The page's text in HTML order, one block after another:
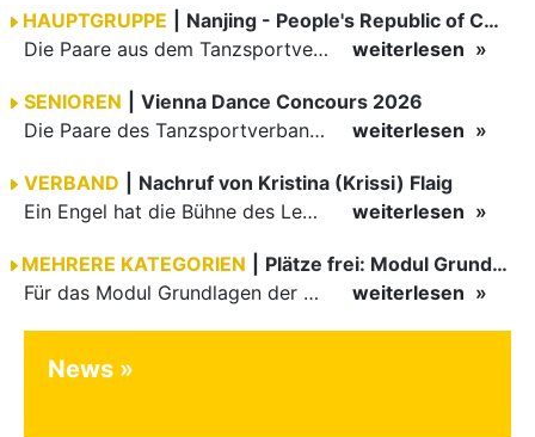
HAUPTGRUPPE
Nanjing - People's Republic of China
Die Paare aus dem Tanzsportverband Baden-Württemberg (TBW) haben beim hochklassig besetzten WDSF GrandSlam im chinesischen Nanjing wieder einmal auf internationalem Top-Niveau geglänzt. Das…
weiterlesen
SENIOREN
Vienna Dance Concours 2026
Die Paare des Tanzsportverbandes Baden-Württemberg (TBW) glänzten auf dem internationalen Parkett des Vienna Dance Concourse 2026 im Wiener Rathaus mit hervorragenden Platzierungen Ergebnisse unter: …
weiterlesen
VERBAND
Nachruf von Kristina (Krissi) Flaig
Ein Engel hat die Bühne des Lebens verlassen. Viel zu früh, plötzlich und für uns alle unfassbar, wurde unsere geliebte Kristina (Krissi) Flaig im Alter von 36 Jahren aus dem Leben gerissen. Das Tanzen…
weiterlesen
MEHRERE KATEGORIEN
Plätze frei: Modul Grundlagen
Für das Modul Grundlagen der Breitensportausbildung vom 10. bis 13. September an der Landessportschule Albstadt sind noch Plätze frei. Das Modul kann auch für den Lizenzerhalt (30 LE fachlich) genutzt…
weiterlesen
News